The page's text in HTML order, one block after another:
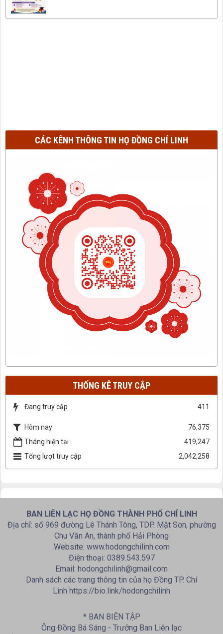
CÁC KÊNH THÔNG TIN HỌ ĐỒNG CHÍ LINH
THỐNG KÊ TRUY CẬP
Đang truy cập 411
Hôm nay
76,375
Tháng hiện tại
419,247
Tổng lượt truy cập
2,042,258
BAN LIÊN LẠC HỌ ĐỒNG THÀNH PHỐ CHÍ LINH
Địa chỉ: số 969 đường Lê Thánh Tông, TDP. Mật Sơn, phường
Chu Văn An, thành phố Hải Phòng
Website: www.hodongchilinh.com
Điện thoại: 0389.543.597
Email: hodongchilinh@gmail.com
Danh sách các trang thông tin của họ Đồng TP. Chí
Linh https://bio.link/hodongchilinh
* BAN BIÊN TẬP
Ông Đồng Bá Sáng - Trưởng Ban Liên lạc